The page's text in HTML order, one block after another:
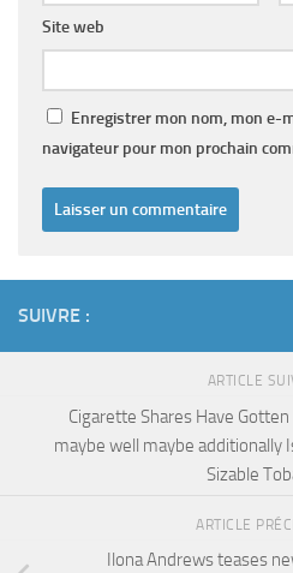
Site web
Enregistrer mon nom, mon e-
navigateur pour mon prochain
SUIVRE :
ARTICLE
Cigarette Shares Have
maybe well maybe additionally
Sizable
ARTICLE
Ilona Andrews teases